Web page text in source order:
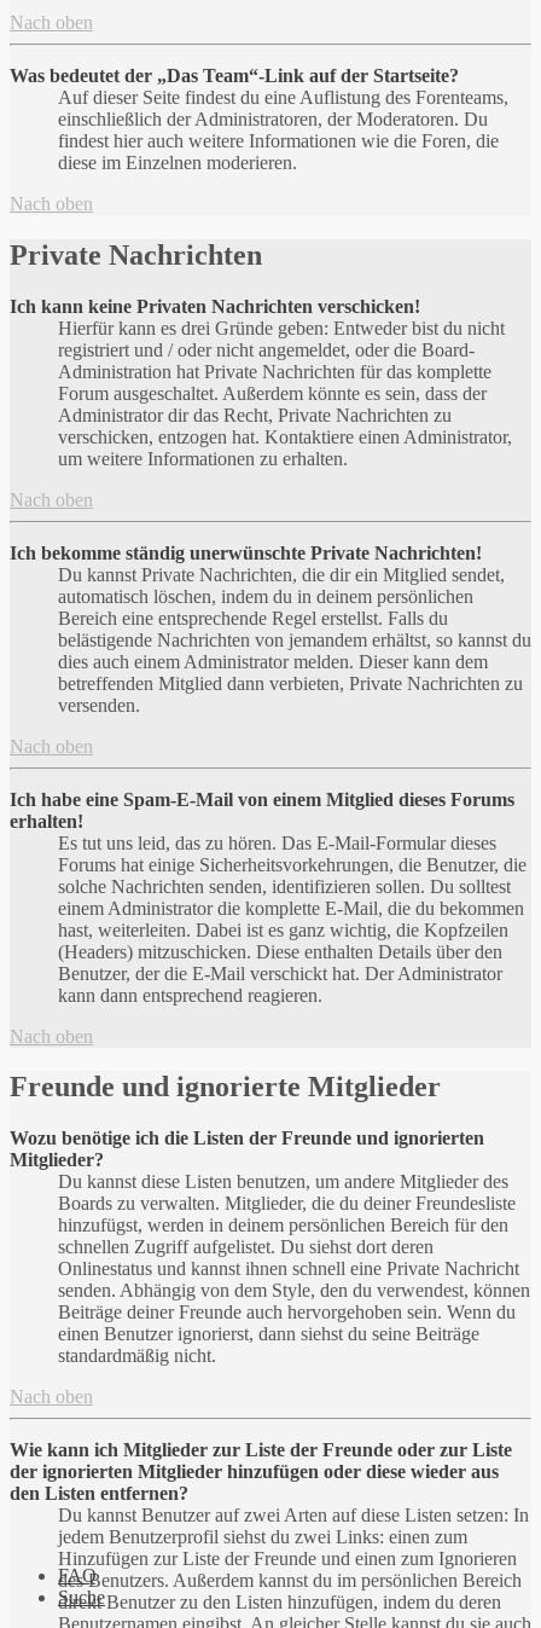
FAQ
Suche
Nach oben
Was bedeutet der „Das Team“-Link auf der Startseite?
Auf dieser Seite findest du eine Auflistung des Forenteams,
einschließlich der Administratoren, der Moderatoren. Du
findest hier auch weitere Informationen wie die Foren, die
diese im Einzelnen moderieren.
Nach oben
Private Nachrichten
Ich kann keine Privaten Nachrichten verschicken!
Hierfür kann es drei Gründe geben: Entweder bist du nicht
registriert und / oder nicht angemeldet, oder die Board-
Administration hat Private Nachrichten für das komplette
Forum ausgeschaltet. Außerdem könnte es sein, dass der
Administrator dir das Recht, Private Nachrichten zu
verschicken, entzogen hat. Kontaktiere einen Administrator,
um weitere Informationen zu erhalten.
Nach oben
Ich bekomme ständig unerwünschte Private Nachrichten!
Du kannst Private Nachrichten, die dir ein Mitglied sendet,
automatisch löschen, indem du in deinem persönlichen
Bereich eine entsprechende Regel erstellst. Falls du
belästigende Nachrichten von jemandem erhältst, so kannst du
dies auch einem Administrator melden. Dieser kann dem
betreffenden Mitglied dann verbieten, Private Nachrichten zu
versenden.
Nach oben
Ich habe eine Spam-E-Mail von einem Mitglied dieses Forums
erhalten!
Es tut uns leid, das zu hören. Das E-Mail-Formular dieses
Forums hat einige Sicherheitsvorkehrungen, die Benutzer, die
solche Nachrichten senden, identifizieren sollen. Du solltest
einem Administrator die komplette E-Mail, die du bekommen
hast, weiterleiten. Dabei ist es ganz wichtig, die Kopfzeilen
(Headers) mitzuschicken. Diese enthalten Details über den
Benutzer, der die E-Mail verschickt hat. Der Administrator
kann dann entsprechend reagieren.
Nach oben
Freunde und ignorierte Mitglieder
Wozu benötige ich die Listen der Freunde und ignorierten
Mitglieder?
Du kannst diese Listen benutzen, um andere Mitglieder des
Boards zu verwalten. Mitglieder, die du deiner Freundesliste
hinzufügst, werden in deinem persönlichen Bereich für den
schnellen Zugriff aufgelistet. Du siehst dort deren
Onlinestatus und kannst ihnen schnell eine Private Nachricht
senden. Abhängig von dem Style, den du verwendest, können
Beiträge deiner Freunde auch hervorgehoben sein. Wenn du
einen Benutzer ignorierst, dann siehst du seine Beiträge
standardmäßig nicht.
Nach oben
Wie kann ich Mitglieder zur Liste der Freunde oder zur Liste
der ignorierten Mitglieder hinzufügen oder diese wieder aus
den Listen entfernen?
Du kannst Benutzer auf zwei Arten auf diese Listen setzen: In
jedem Benutzerprofil siehst du zwei Links: einen zum
Hinzufügen zur Liste der Freunde und einen zum Ignorieren
des Benutzers. Außerdem kannst du im persönlichen Bereich
direkt Benutzer zu den Listen hinzufügen, indem du deren